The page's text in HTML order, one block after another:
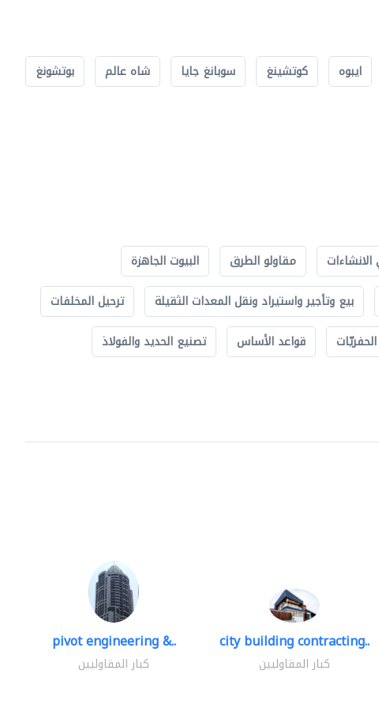
ايبوه كوتشينغ سوبانغ جايا شاه عالم بوتشونغ
مقاولو الطرق
البيوت الجاهزة
بيع وتأجير واستيراد ونقل المعدات الثقيلة
ترحيل المخلفات
الحفريّات قواعد الأساس
تصنيع الحديد والفولاذ
pivot engineering &..
كبار المقاوليين
city building contracting..
كبار المقاوليين